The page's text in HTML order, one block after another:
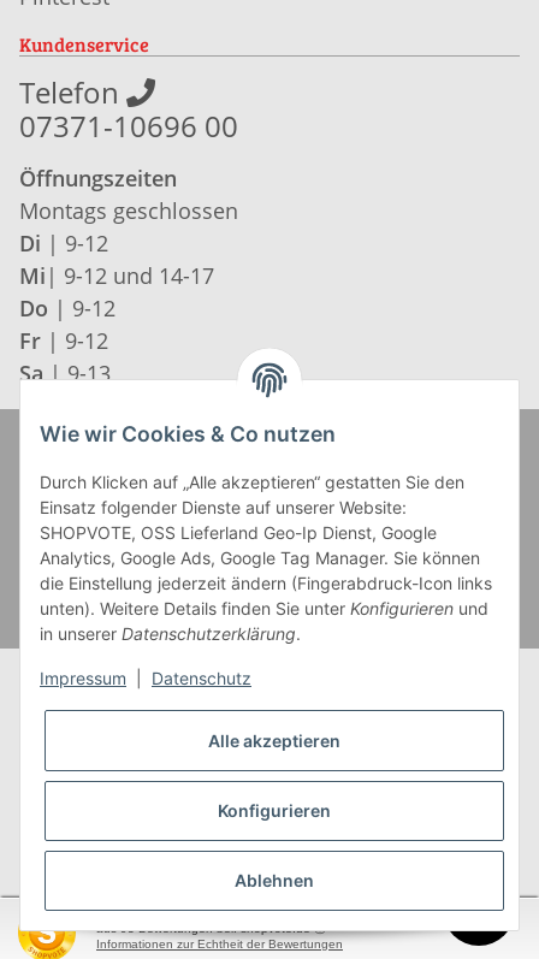
Kundenservice
Telefon
07371-10696 00
Öffnungszeiten
Montags geschlossen
Di | 9-12
Mi | 9-12 und 14-17
Do | 9-12
Fr | 9-12
Sa | 9-13
* Alle Preise inkl. gesetzlicher USt., zzgl.Versand
** Gilt für Lieferungen innerhalb Deutschlands,
Lieferzeiten für andere Länder entnehmen Sie bitte
Versandkostenübersicht
garnwelt.de
Wie wir Cookies & Co nutzen
Durch Klicken auf „Alle akzeptieren“ gestatten Sie den
Einsatz folgender Dienste auf unserer Website:
SHOPVOTE, OSS Lieferland Geo-Ip Dienst, Google
Analytics, Google Ads, Google Tag Manager. Sie können
die Einstellung jederzeit ändern (Fingerabdruck-Icon links
unten). Weitere Details finden Sie unter Konfigurieren und
in unserer Datenschutzerklärung.
Impressum Datenschutz
Alle akzeptieren
Konfigurieren
Ablehnen
SEHR GUT (4.95 / 5)
aus93Bewertungen bei: shopvote.de ⓘ
Informationen zur Echtheit der Bewertungen